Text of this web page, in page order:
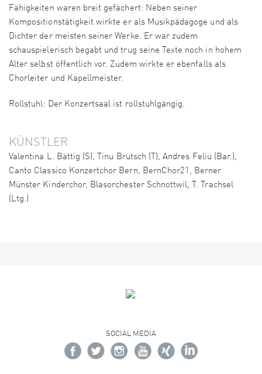
Fähigkeiten waren breit gefächert: Neben seiner
Kompositionstätigkeit wirkte er als Musikpädagoge und als
Dichter der meisten seiner Werke. Er war zudem
schauspielerisch begabt und trug seine Texte noch in hohem
Alter selbst öffentlich vor. Zudem wirkte er ebenfalls als
Chorleiter und Kapellmeister.
Rollstuhl: Der Konzertsaal ist rollstuhlgängig.
KÜNSTLER
Valentina L. Bättig (S), Tinu Brütsch (T), Andres Feliu (Bar.),
Canto Classico Konzertchor Bern, BernChor21, Berner
Münster Kinderchor, Blasorchester Schnottwil, T. Trachsel
(Ltg.)
SOCIAL MEDIA